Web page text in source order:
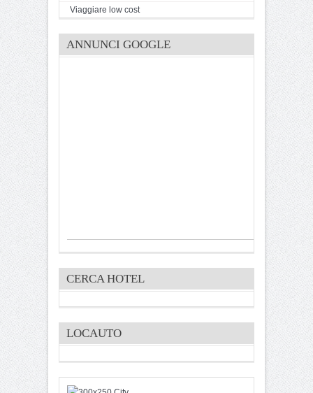
Viaggiare low cost
ANNUNCI GOOGLE
CERCA HOTEL
LOCAUTO